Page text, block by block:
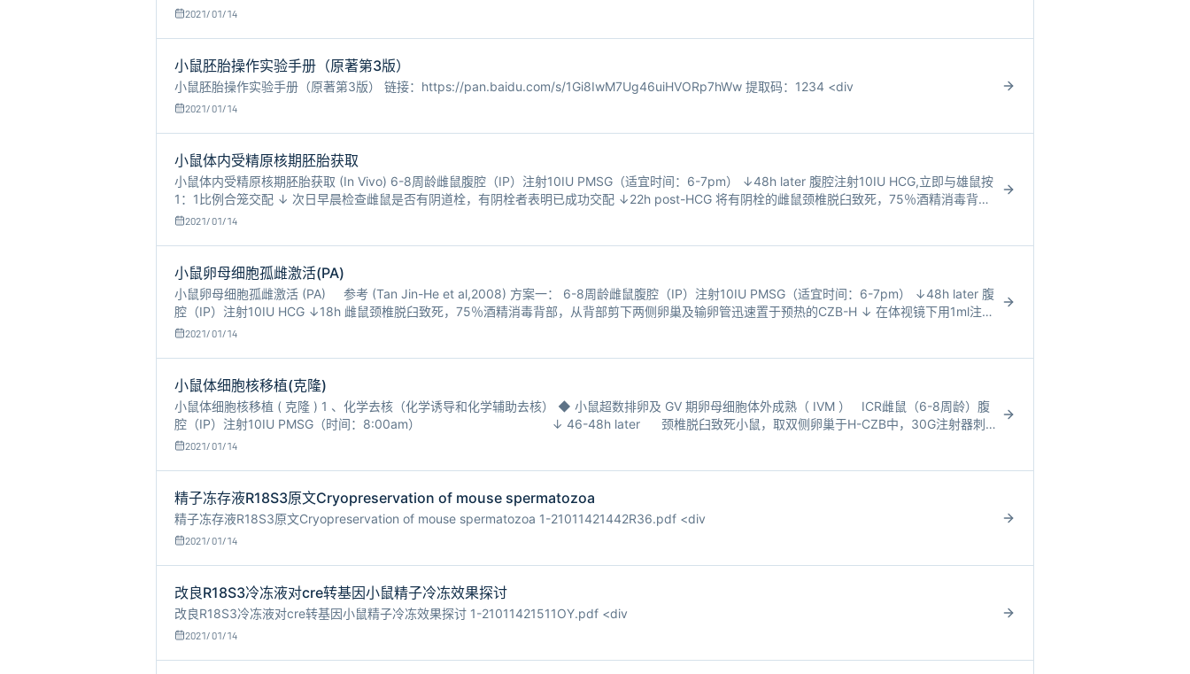
2021/01/14
小鼠胚胎操作实验手册（原著第3版）
小鼠胚胎操作实验手册（原著第3版） 链接：https://pan.baidu.com/s/1Gi8IwM7Ug46uiHVORp7hWw 提取码：1234 <div
2021/01/14
小鼠体内受精原核期胚胎获取
小鼠体内受精原核期胚胎获取 (In Vivo) 6-8周龄雌鼠腹腔（IP）注射10IU PMSG（适宜时间：6-7pm） ↓48h later 腹腔注射10IU HCG,立即与雄鼠按
1：1比例合笼交配 ↓ 次日早晨检查雌鼠是否有阴道栓，有阴栓者表明已成功交配 ↓22h post-HCG 将有阴栓的雌鼠颈椎脱臼致死，75％酒精消毒背
部，从背部剪下两侧卵巢及输卵管迅速置于预热的HTF液中 ↓ 在体视镜
2021/01/14
小鼠卵母细胞孤雌激活(PA)
小鼠卵母细胞孤雌激活 (PA) 参考 (Tan Jin-He et al,2008) 方案一： 6-8周龄雌鼠腹腔（IP）注射10IU PMSG（适宜时间：6-7pm） ↓48h later 腹
腔（IP）注射10IU HCG ↓18h 雌鼠颈椎脱臼致死，75％酒精消毒背部，从背部剪下两侧卵巢及输卵管迅速置于预热的CZB-H ↓ 在体视镜下用1ml注射
器（1号针头）将输卵管刺破，释放出COC
2021/01/14
小鼠体细胞核移植(克隆)
小鼠体细胞核移植 ( 克隆 ) 1 、化学去核（化学诱导和化学辅助去核） ◆ 小鼠超数排卵及 GV 期卵母细胞体外成熟（ IVM ） ICR雌鼠（6-8周龄）腹
腔（IP）注射10IU PMSG（时间：8:00am） ↓ 46-48h later 颈椎脱臼致死小鼠，取双侧卵巢于H-CZB中，30G注射器刺破
大的有腔
2021/01/14
精子冻存液R18S3原文Cryopreservation of mouse spermatozoa
精子冻存液R18S3原文Cryopreservation of mouse spermatozoa 1-21011421442R36.pdf <div
2021/01/14
改良R18S3冷冻液对cre转基因小鼠精子冷冻效果探讨
改良R18S3冷冻液对cre转基因小鼠精子冷冻效果探讨 1-21011421511OY.pdf <div
2021/01/14